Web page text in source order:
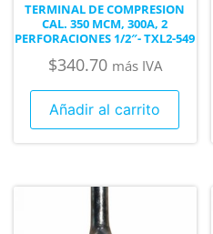
TERMINAL DE COMPRESION
CAL. 350 MCM, 300A, 2
PERFORACIONES 1/2″- TXL2-549
$340.70 más IVA
Añadir al carrito